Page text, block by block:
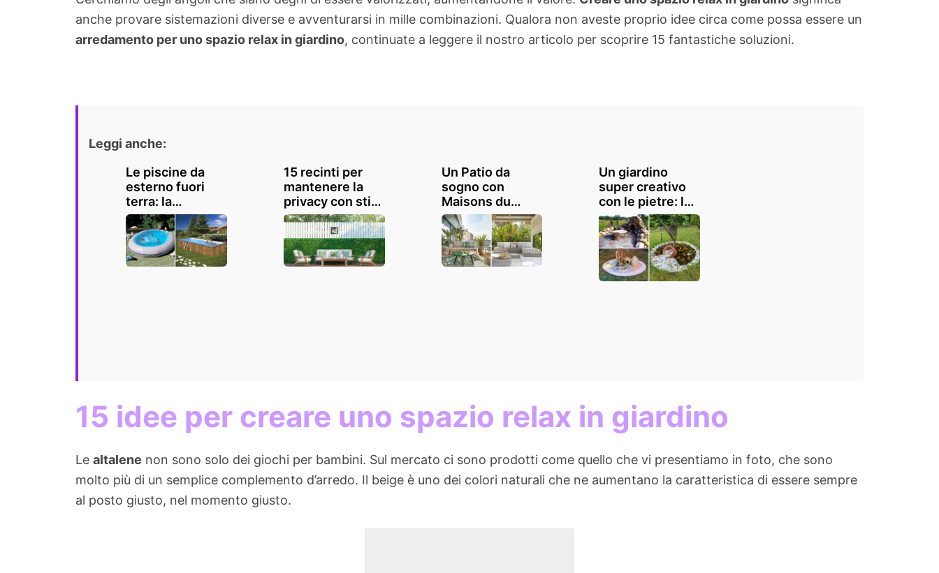
anche provare sistemazioni diverse e avventurarsi in mille combinazioni. Qualora non aveste proprio idee circa come possa essere un
arredamento per uno spazio relax in giardino, continuate a leggere il nostro articolo per scoprire 15 fantastiche soluzioni.
Leggi anche:
Le piscine da
esterno fuori
terra: la
soluzione in
giardino per le
calde giornate
estive
15 recinti per
mantenere la
privacy con stile
in giardino!
Ispiratevi
Un Patio da
sogno con
Maisons du
Monde! 13
bellissime
ispirazioni
Un giardino
super creativo
con le pietre: le
idee più originali
a costo zero (o
quasi)
15 idee per creare uno spazio relax in giardino
Le altalene non sono solo dei giochi per bambini. Sul mercato ci sono prodotti come quello che vi presentiamo in foto, che sono
molto più di un semplice complemento d’arredo. Il beige è uno dei colori naturali che ne aumentano la caratteristica di essere sempre
al posto giusto, nel momento giusto.